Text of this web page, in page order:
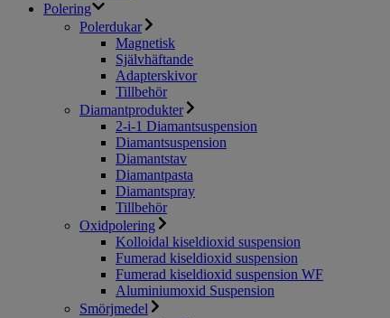
Polering
Polerdukar
Magnetisk
Självhäftande
Adapterskivor
Tillbehör
Diamantprodukter
2-i-1 Diamantsuspension
Diamantsuspension
Diamantstav
Diamantpasta
Diamantspray
Tillbehör
Oxidpolering
Kolloidal kiseldioxid suspension
Fumerad kiseldioxid suspension
Fumerad kiseldioxid suspension WF
Aluminiumoxid Suspension
Smörjmedel